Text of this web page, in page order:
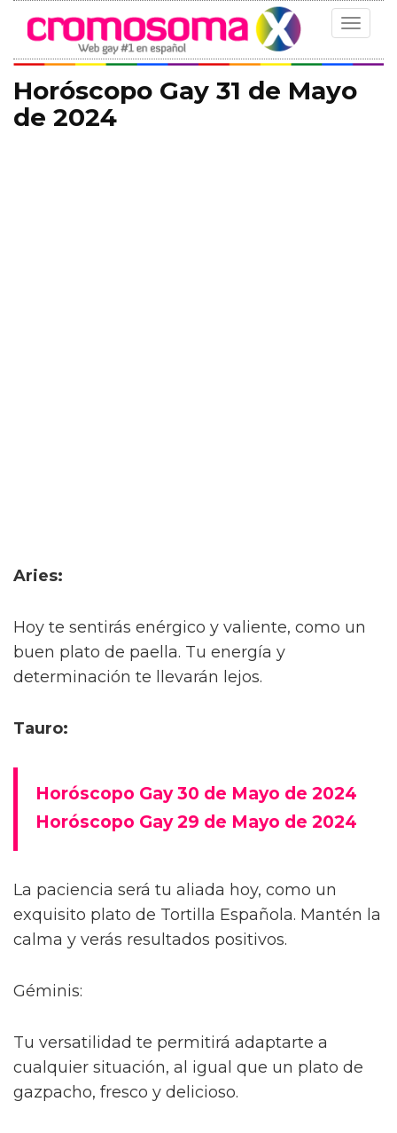
Toggle
Horóscopo Gay 31 de Mayo
de 2024
Aries:
Hoy te sentirás enérgico y valiente, como un
buen plato de paella. Tu energía y
determinación te llevarán lejos.
Tauro:
Horóscopo Gay 30 de Mayo de 2024
Horóscopo Gay 29 de Mayo de 2024
La paciencia será tu aliada hoy, como un
exquisito plato de Tortilla Española. Mantén la
calma y verás resultados positivos.
Géminis:
Tu versatilidad te permitirá adaptarte a
cualquier situación, al igual que un plato de
gazpacho, fresco y delicioso.